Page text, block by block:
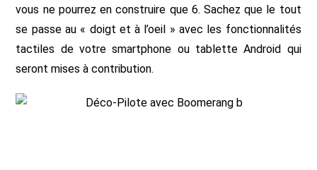
vous ne pourrez en construire que 6. Sachez que le tout
se passe au « doigt et à l’oeil » avec les fonctionnalités
tactiles de votre smartphone ou tablette Android qui
seront mises à contribution.